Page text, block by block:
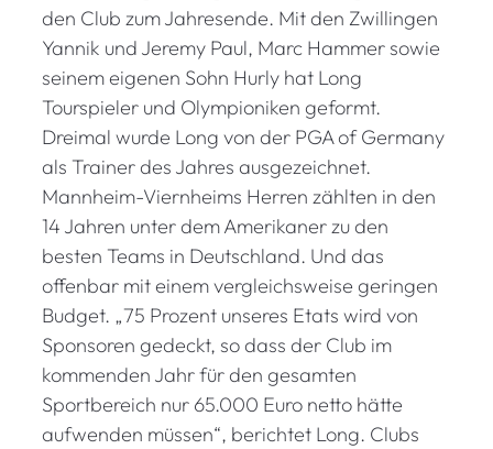
den Club zum Jahresende. Mit den Zwillingen
Yannik und Jeremy Paul, Marc Hammer sowie
seinem eigenen Sohn Hurly hat Long
Tourspieler und Olympioniken geformt.
Dreimal wurde Long von der PGA of Germany
als Trainer des Jahres ausgezeichnet.
Mannheim-Viernheims Herren zählten in den
14 Jahren unter dem Amerikaner zu den
besten Teams in Deutschland. Und das
offenbar mit einem vergleichsweise geringen
Budget. „75 Prozent unseres Etats wird von
Sponsoren gedeckt, so dass der Club im
kommenden Jahr für den gesamten
Sportbereich nur 65.000 Euro netto hätte
aufwenden müssen“, berichtet Long. Clubs